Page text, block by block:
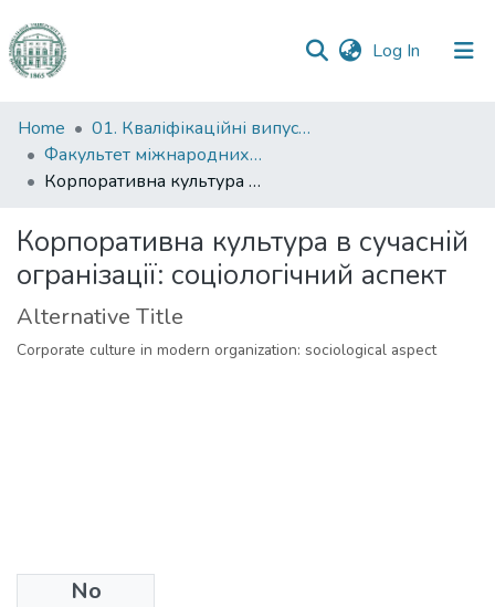
Log In (current)
Communities
&
Collections
Statistics
Home
01. Кваліфікаційні випускні роботи здобувачів вищої освіти
Факультет міжнародних відносин, політології та соціології
Корпоративна культура в сучасній огранізації: соціологічний аспект
Корпоративна культура в сучасній
огранізації: соціологічний аспект
Alternative Title
Corporate culture in modern organization: sociological aspect
No